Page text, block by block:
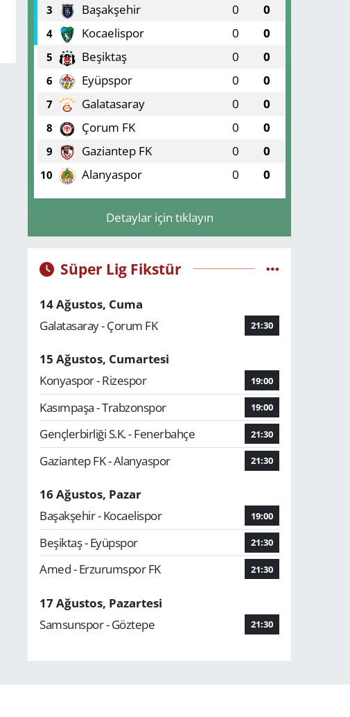
3 Başakşehir 0 0
4 Kocaelispor 0 0
5 Beşiktaş 0 0
6 Eyüpspor 0 0
7 Galatasaray 0 0
8 Çorum FK 0 0
9 Gaziantep FK 0 0
10 Alanyaspor 0 0
Detaylar için tıklayın
Süper Lig Fikstür
14 Ağustos, Cuma
Galatasaray - Çorum FK
21:30
15 Ağustos, Cumartesi
Konyaspor - Rizespor
19:00
Kasımpaşa - Trabzonspor 19:00
Gençlerbirliği S.K. - Fenerbahçe 21:30
Gaziantep FK - Alanyaspor 21:30
16 Ağustos, Pazar
Başakşehir - Kocaelispor
19:00
Beşiktaş - Eyüpspor 21:30
Amed - Erzurumspor FK 21:30
17 Ağustos, Pazartesi
Samsunspor - Göztepe
21:30